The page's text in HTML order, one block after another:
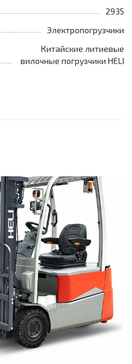
2935
Электропогрузчики
Китайские литиевые
вилочные погрузчики HELI